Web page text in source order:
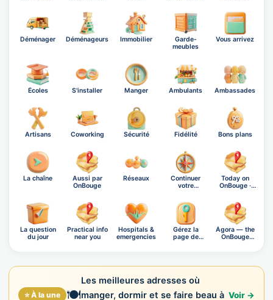
Déménager Déménageurs Immobilier
Garde-
meubles
Vous arrivez
Écoles S'installer Manger Ambulants Ambassades
Artisans Coworking Sécurité Fidélité Bons plans
La chaîne
Aussi par
OnBouge
Réseaux
Continuer
votre
Today on
OnBouge ·
La question
du jour
Practical info
near you
Hospitals &
emergencies
Gérez la
page de
Ágora — the
OnBouge
⭐ À la une 🍽️
Les meilleures adresses où
manger, dormir et se faire beau à Voir →